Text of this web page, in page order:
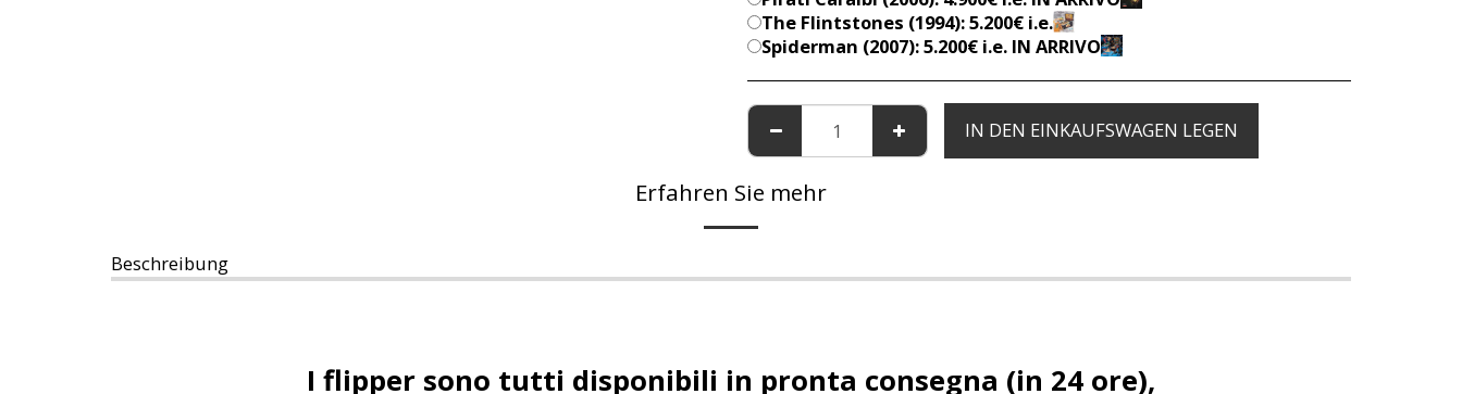
The Flintstones (1994): 5.200€ i.e.
Spiderman (2007): 5.200€ i.e. IN ARRIVO
IN DEN EINKAUFSWAGEN LEGEN
Erfahren Sie mehr
Beschreibung
I flipper sono tutti disponibili in pronta consegna (in 24 ore),